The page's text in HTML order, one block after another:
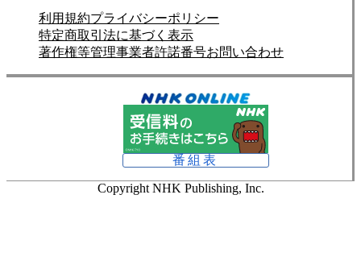
利用規約プライバシーポリシー
特定商取引法に基づく表示
著作権等管理事業者許諾番号お問い合わせ
番組表
Copyright NHK Publishing, Inc.